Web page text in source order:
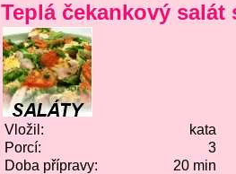
Teplá čekankový salát
Vložil:
kata
Porcí:
3
Doba přípravy:
20 min